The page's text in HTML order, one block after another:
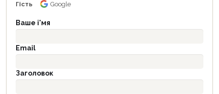
Гість Google
Ваше і'мя
Email
Заголовок